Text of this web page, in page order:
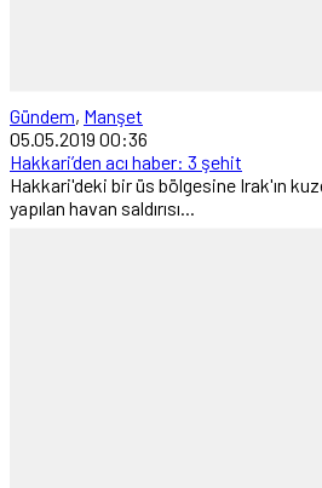
Gündem, Manşet
05.05.2019 00:36
Hakkari’den acı haber: 3 şehit
Hakkari'deki bir üs bölgesine Irak'ın
yapılan havan saldırısı...